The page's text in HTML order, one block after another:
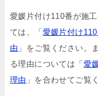
愛媛片付け110番が施
ては、「 愛媛片付け
由 」をご覧ください。
る理由については「 愛
理由 」を合わせてご覧